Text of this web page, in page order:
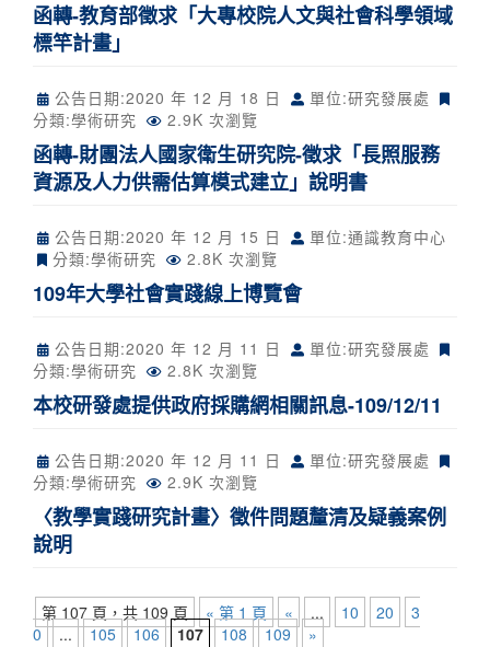
函轉-教育部徵求「大專校院人文與社會科學領域
標竿計畫」
公告日期:2020 年 12 月 18 日
單位:研究發展處
分類:學術研究 2.9K 次瀏覽
函轉-財團法人國家衛生研究院-徵求「長照服務
資源及人力供需估算模式建立」說明書
公告日期:2020 年 12 月 15 日
單位:通識教育中心
分類:學術研究 2.8K 次瀏覽
109年大學社會實踐線上博覽會
公告日期:2020 年 12 月 11 日
單位:研究發展處
分類:學術研究 2.8K 次瀏覽
本校研發處提供政府採購網相關訊息-109/12/11
公告日期:2020 年 12 月 11 日
單位:研究發展處
分類:學術研究 2.9K 次瀏覽
〈教學實踐研究計畫〉徵件問題釐清及疑義案例
說明
第 107 頁，共 109 頁 « 第 1 頁 « ... 10 20
3
0
... 105 106 107 108 109 »